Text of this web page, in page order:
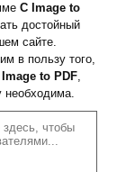
C Image to
достойный
сайте.
в пользу того,
Image to PDF,
необходима.